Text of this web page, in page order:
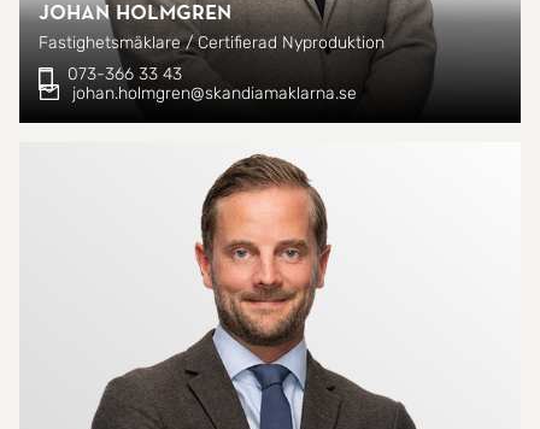
Johan Holmgren
Fastighetsmäklare / Certifierad Nyproduktion
073-366 33 43
johan.holmgren@skandiamaklarna.se